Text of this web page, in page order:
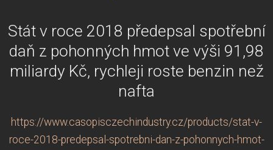
Stát v roce 2018 předepsal spotřební
daň z pohonných hmot ve výši 91,98
miliardy Kč, rychleji roste benzin než
nafta
https://www.casopisczechindustry.cz/products/stat-v-
roce-2018-predepsal-spotrebni-dan-z-pohonnych-hmot-